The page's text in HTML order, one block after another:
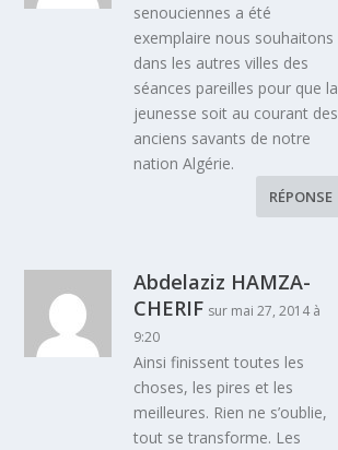
senouciennes a été
exemplaire nous souhaitons
dans les autres villes des
séances pareilles pour que la
jeunesse soit au courant des
anciens savants de notre
nation Algérie.
RÉPONSE
Abdelaziz HAMZA-
CHERIF sur mai 27, 2014 à
9:20
Ainsi finissent toutes les
choses, les pires et les
meilleures. Rien ne s’oublie,
tout se transforme. Les